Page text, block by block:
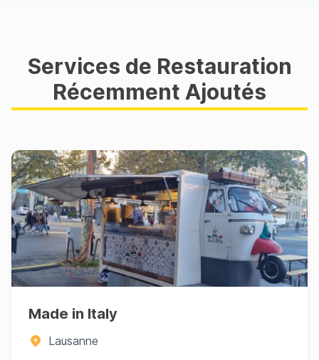
Services de Restauration
Récemment Ajoutés
Made in Italy
Lausanne